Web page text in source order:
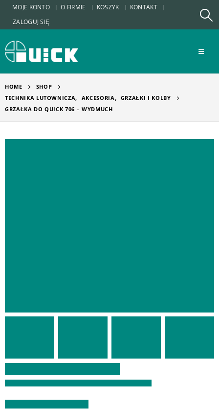
MOJE KONTO O FIRMIE KOSZYK
KONTAKT
ZALOGUJ SIĘ
HOME
SHOP
TECHNIKA LUTOWNICZA, AKCESORIA, GRZAŁKI I KOLBY
GRZAŁKA DO QUICK 706 – WYDMUCH